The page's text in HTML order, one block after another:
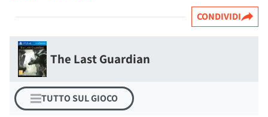
CONDIVIDI
The Last Guardian
TUTTO SUL GIOCO